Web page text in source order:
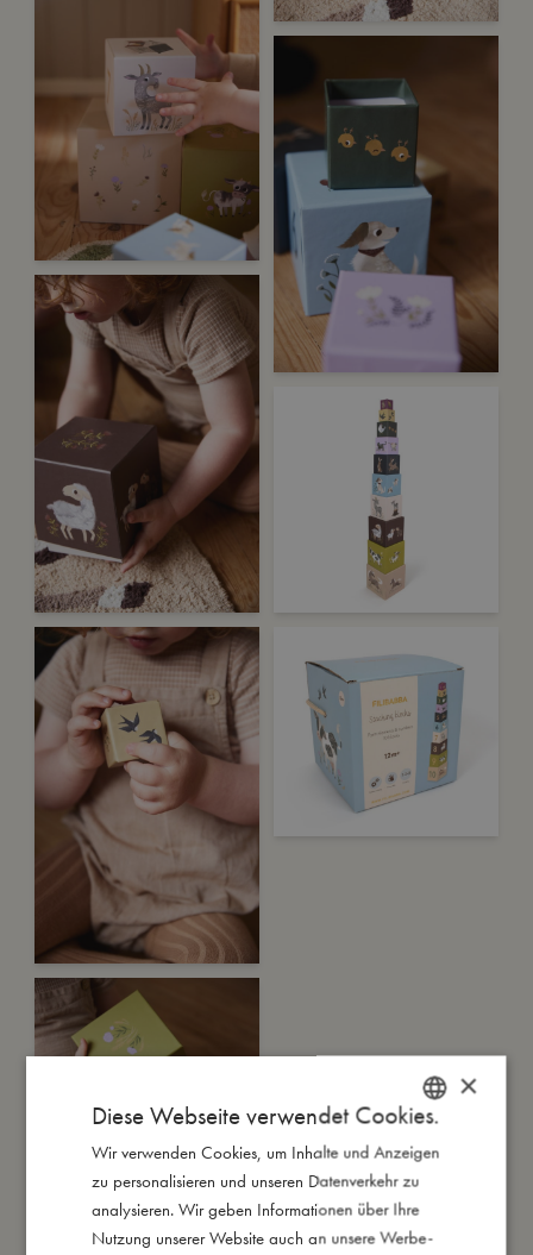
DANISH
ENGLISH
GERMAN
×
Diese Webseite verwendet Cookies.
Wir verwenden Cookies, um Inhalte und Anzeigen
zu personalisieren und unseren Datenverkehr zu
analysieren. Wir geben Informationen über Ihre
Nutzung unserer Website auch an unsere Werbe-